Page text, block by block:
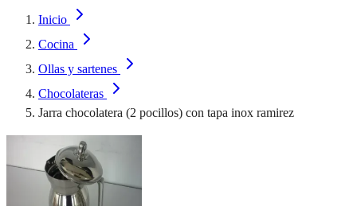
Inicio
Cocina
Ollas y sartenes
Chocolateras
Jarra chocolatera (2 pocillos) con tapa inox ramirez